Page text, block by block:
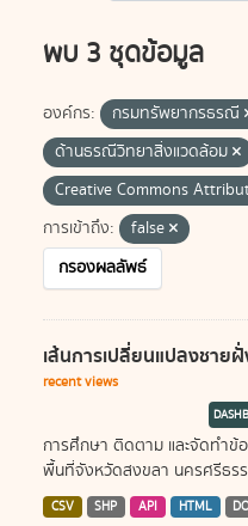
พบ 3 ชุดข้อมูล
องค์กร: กรมทรัพยากรธรณี
ด้านธรณีวิทยาสิ่งแวดล้อม
Creative Commons
การเข้าถึง:
false
กรองผลลัพธ์
เส้นการเปลี่ยนแปลงชายฝั่
recent views
การศึกษา ติดตาม และจัดทำข้อ
พื้นที่จังหวัดสงขลา นครศรีธรร
CSV SHP API HTML